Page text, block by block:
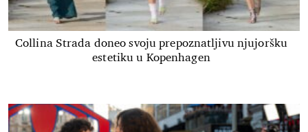
Collina Strada doneo svoju prepoznatljivu njujoršku
estetiku u Kopenhagen